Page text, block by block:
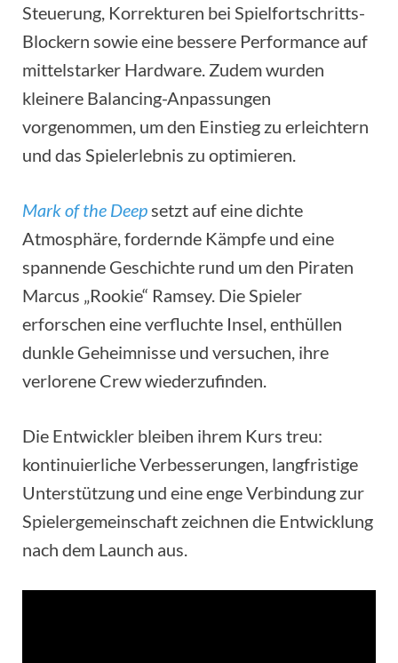
Steuerung, Korrekturen bei Spielfortschritts-
Blockern sowie eine bessere Performance auf
mittelstarker Hardware. Zudem wurden
kleinere Balancing-Anpassungen
vorgenommen, um den Einstieg zu erleichtern
und das Spielerlebnis zu optimieren.
Mark of the Deepsetzt auf eine dichte
Atmosphäre, fordernde Kämpfe und eine
spannende Geschichte rund um den Piraten
Marcus „Rookie“ Ramsey. Die Spieler
erforschen eine verfluchte Insel, enthüllen
dunkle Geheimnisse und versuchen, ihre
verlorene Crew wiederzufinden.
Die Entwickler bleiben ihrem Kurs treu:
kontinuierliche Verbesserungen, langfristige
Unterstützung und eine enge Verbindung zur
Spielergemeinschaft zeichnen die Entwicklung
nach dem Launch aus.